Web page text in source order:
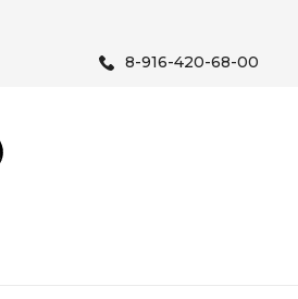
8-916-420-68-00